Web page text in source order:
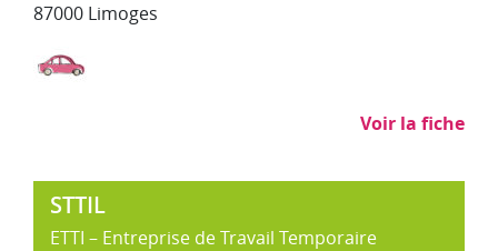
87000 Limoges
Voir la fiche
STTIL
ETTI – Entreprise de Travail Temporaire